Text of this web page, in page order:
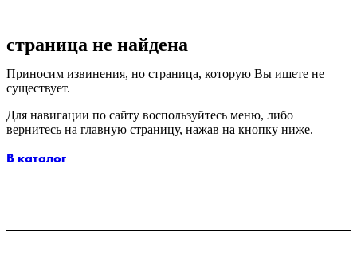
страница не найдена
Приносим извинения, но страница, которую Вы ишете не
существует.
Для навигации по сайту воспользуйтесь меню, либо
вернитесь на главную страницу, нажав на кнопку ниже.
В каталог